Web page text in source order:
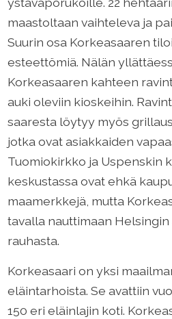
maastoltaan vaihteleva ja
Suurin osa Korkeasaaren
esteettömiä. Nälän
Korkeasaaren kahteen
auki oleviin kioskeihin.
saaresta löytyy myös
jotka ovat asiakkaiden
Tuomiokirkko ja Uspenskin
keskustassa ovat ehkä
maamerkkejä, mutta
tavalla nauttimaan
rauhasta.
Korkeasaari on yksi
eläintarhoista. Se avattiin
150 eri eläinlajin koti.